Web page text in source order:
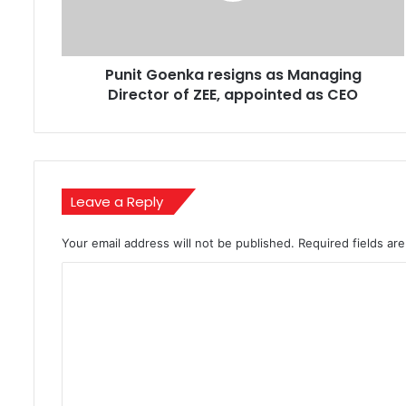
appointed
Punit Goenka resigns as Managing
Director of ZEE, appointed as CEO
Leave a Reply
Your email address will not be published. Required fields